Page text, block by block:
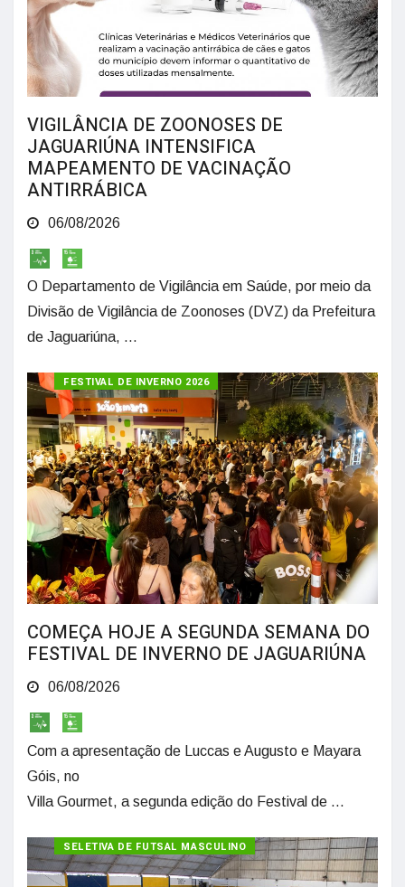
VIGILÂNCIA DE ZOONOSES DE
JAGUARIÚNA INTENSIFICA
MAPEAMENTO DE VACINAÇÃO
ANTIRRÁBICA
06/08/2026
O Departamento de Vigilância em Saúde, por meio da
Divisão de Vigilância de Zoonoses (DVZ) da Prefeitura
de Jaguariúna, ...
FESTIVAL DE INVERNO 2026
COMEÇA HOJE A SEGUNDA SEMANA DO
FESTIVAL DE INVERNO DE JAGUARIÚNA
06/08/2026
Com a apresentação de Luccas e Augusto e Mayara
Góis, no
Villa Gourmet, a segunda edição do Festival de ...
SELETIVA DE FUTSAL MASCULINO